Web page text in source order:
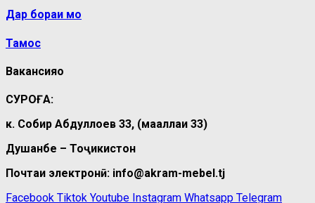
Дар бораи мо
Тамос
Вакансияҳо
СУРОҒА:
к. Собир Абдуллоев 33, (маҳаллаи 33)
Душанбе – Тоҷикистон
Почтаи электронӣ: info@akram-mebel.tj
Facebook Tiktok Youtube Instagram Whatsapp Telegram